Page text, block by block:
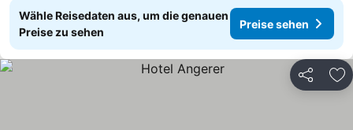
Wähle Reisedaten aus, um die genauen
Preise zu sehen
Preise sehen
Teilen